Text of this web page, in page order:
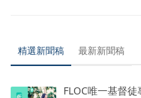
精選新聞稿 最新新聞稿
FLOC唯一基督